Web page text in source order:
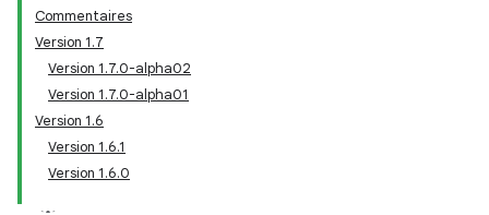
Commentaires
Version 1.7
Version 1.7.0-alpha02
Version 1.7.0-alpha01
Version 1.6
Version 1.6.1
Version 1.6.0